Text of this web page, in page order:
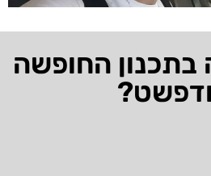
בתכנון החופשה